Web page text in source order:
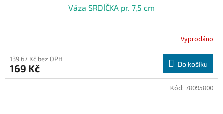
Váza SRDÍČKA pr. 7,5 cm
Vyprodáno
139,67 Kč bez DPH
169 Kč Do košíku
Kód: 78095800